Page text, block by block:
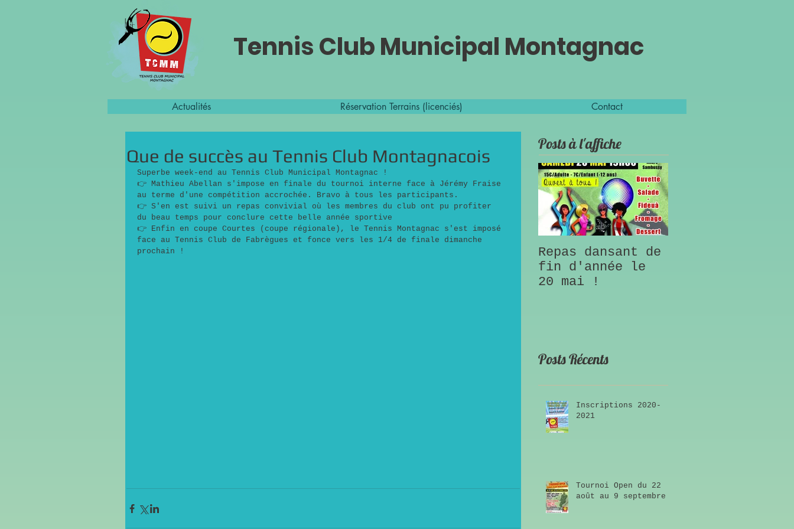
Tennis Club Municipal Montagnac
Actualités Réservation Terrains (licenciés) Contact
Que de succès au Tennis Club Montagnacois
Superbe week-end au Tennis Club Municipal Montagnac !
👉 Mathieu Abellan s'impose en finale du tournoi interne face à Jérémy Fraise
au terme d'une compétition accrochée. Bravo à tous les participants.
👉 S'en est suivi un repas convivial où les membres du club ont pu profiter
du beau temps pour conclure cette belle année sportive
👉 Enfin en coupe Courtes (coupe régionale), le Tennis Montagnac s'est imposé
face au Tennis Club de Fabrègues et fonce vers les 1/4 de finale dimanche
prochain !
Posts à l'affiche
Repas dansant de
fin d'année le
20 mai !
Posts Récents
Inscriptions 2020-
2021
Tournoi Open du 22
août au 9 septembre